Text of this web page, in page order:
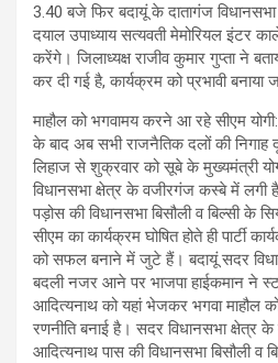
3.40 बजे फिर बदायूं के दातागंज
दयाल उपाध्याय सत्यवती मेमोरियल इंटर
करेंगे। जिलाध्यक्ष राजीव कुमार गुप्ता ने
कर दी गई है, कार्यक्रम को प्रभावी बनाया
माहौल को भगवामय करने आ रहे सीएम
के बाद अब सभी राजनैतिक दलों की
लिहाज से शुक्रवार को सूबे के मुख्यमंत्री
विधानसभा क्षेत्र के वजीरगंज कस्बे में लगी
पड़ोस की विधानसभा बिसौली व बिल्सी के
सीएम का कार्यक्रम घोषित होते ही पार्टी
को सफल बनाने में जुटे हैं। बदायूं सदर
बदली नजर आने पर भाजपा हाईकमान ने
आदित्यनाथ को यहां भेजकर भगवा माहौल
रणनीति बनाई है। सदर विधानसभा क्षेत्र
आदित्यनाथ पास की विधानसभा बिसौली व